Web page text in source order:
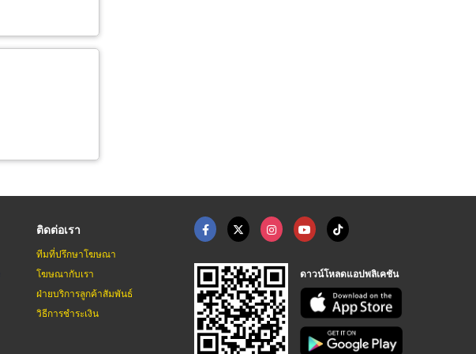
ติดต่อเรา
ทีมที่ปรึกษาโฆษณา
โฆษณากับเรา
ฝ่ายบริการลูกค้าสัมพันธ์
วิธีการชำระเงิน
ดาวน์โหลดแอปพลิเคชัน